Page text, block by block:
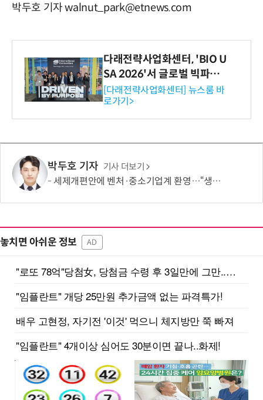
박두호 기자 walnut_park@etnews.com
다래전략사업화센터, 'BIO U
SA 2026'서 글로벌 빅파마
와의 비즈니스 미팅 지원…K
-바이오 해외 진출 교두보 확
보
[다래전략사업화센터] 뉴스룸 바
로가기>
박두호 기자 기사 더보기
세제개편안에 벤처·중소기업계 환영…“생태계 성장 기반 확충”
놓치면 아쉬운 정보 AD